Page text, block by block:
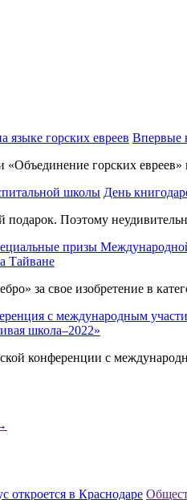
Впервые
горских евреев»
День
Поэтому
Тайване
за свое изобретение в
школа–2022»
конференции с